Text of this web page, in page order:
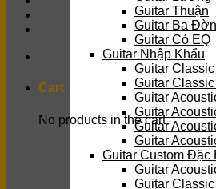
Cart
No products in the cart.
Guitar Thuận
Guitar Ba Đờn
Guitar Có EQ
Guitar Nhập Khẩu
Guitar
Guitar
Guitar
Guitar
Guitar
Guitar
Guitar Custom Đặc
Guitar
Guitar